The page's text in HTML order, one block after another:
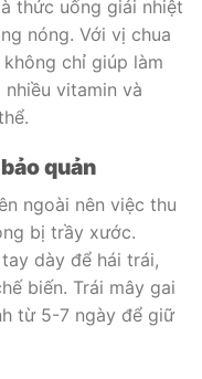
thức uống giải nhiệt
nóng. Với vị chua
chỉ giúp làm
vitamin và
quản
ngoài nên việc thu
bị trầy xước.
dày để hái trái,
biến. Trái mây gai
từ 5-7 ngày để giữ